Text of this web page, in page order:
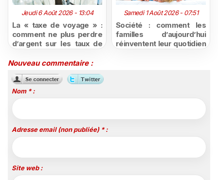
Jeudi 6 Août 2026 - 13:04
La « taxe de voyage » :
comment ne plus perdre
d’argent sur les taux de
Samedi 1 Août 2026 - 07:51
Société : comment les
familles d’aujourd’hui
réinventent leur quotidien
Nouveau commentaire :
Nom * :
Adresse email (non publiée) * :
Site web :